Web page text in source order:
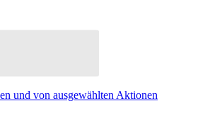
und von ausgewählten Aktionen